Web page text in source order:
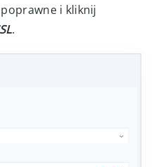
i kliknij
.